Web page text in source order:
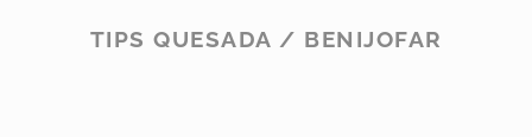
TIPS QUESADA / BENIJOFAR